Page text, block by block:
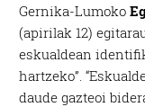
Gernika-Lumoko
(apirilak 12)
eskualdean
hartzeko”.
daude gazteoi